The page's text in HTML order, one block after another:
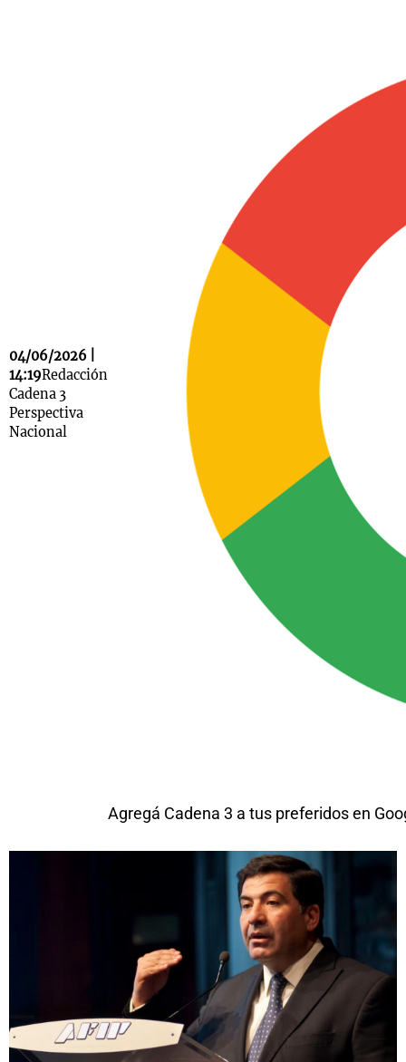
04/06/2026 |
14:19Redacción
Cadena 3
Perspectiva
Nacional
Agregá Cadena 3 a tus preferidos en